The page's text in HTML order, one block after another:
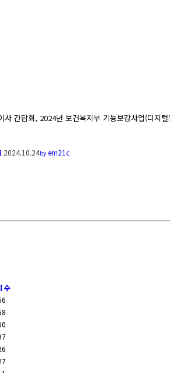
간담회, 2024년 보건복지부 기능보강사업(디지
2024.10.24by em21c
수